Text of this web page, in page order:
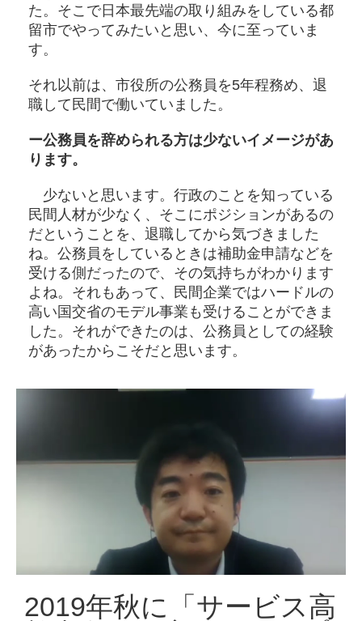
た。そこで日本最先端の取り組みをしている都
留市でやってみたいと思い、今に至っていま
す。
それ以前は、市役所の公務員を5年程務め、退
職して民間で働いていました。
ー公務員を辞められる方は少ないイメージがあ
ります。
少ないと思います。行政のことを知っている
民間人材が少なく、そこにポジションがあるの
だということを、退職してから気づきました
ね。公務員をしているときは補助金申請などを
受ける側だったので、その気持ちがわかります
よね。それもあって、民間企業ではハードルの
高い国交省のモデル事業も受けることができま
した。それができたのは、公務員としての経験
があったからこそだと思います。
2019年秋に「サービス高